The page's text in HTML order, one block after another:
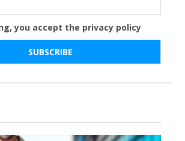
you accept the privacy policy